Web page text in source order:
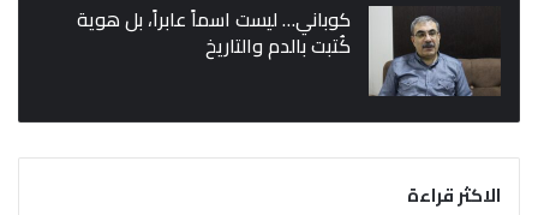
كوباني… ليست اسماً عابراً، بل هوية
كُتبت بالدم والتاريخ
الاكثر قراءة